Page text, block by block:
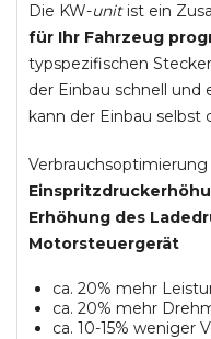
Die KW-unitist ein
für Ihr Fahrzeug
typspezifischen
der Einbau schnell und
kann der Einbau
Erhöhung des
Motorsteuergerät
ca. 20% mehr
ca. 20% mehr
ca. 10-15% weniger